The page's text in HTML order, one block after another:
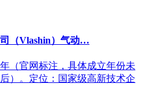
（Vlashin）气动…
（官网标注，具体成立年份未
）。定位：国家级高新技术企